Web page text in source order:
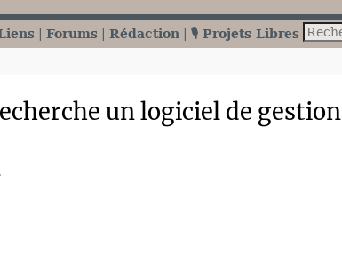
Forums Rédaction 🎙️ Projets Libres
un logiciel de gestion